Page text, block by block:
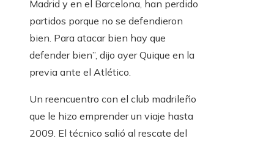
Madrid y en el Barcelona, ​​han perdido
partidos porque no se defendieron
bien. Para atacar bien hay que
defender bien”, dijo ayer Quique en la
previa ante el Atlético.
Un reencuentro con el club madrileño
que le hizo emprender un viaje hasta
2009. El técnico salió al rescate del